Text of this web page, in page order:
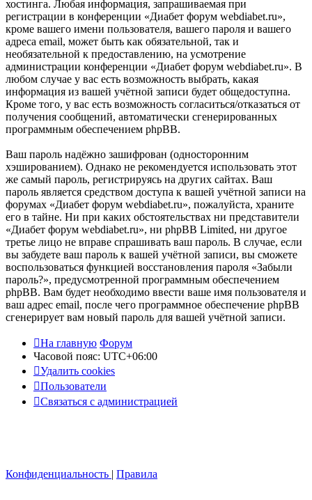
хостинга. Любая информация, запрашиваемая при
регистрации в конференции «Диабет форум webdiabet.ru»,
кроме вашего имени пользователя, вашего пароля и вашего
адреса email, может быть как обязательной, так и
необязательной к предоставлению, на усмотрение
администрации конференции «Диабет форум webdiabet.ru». В
любом случае у вас есть возможность выбрать, какая
информация из вашей учётной записи будет общедоступна.
Кроме того, у вас есть возможность согласиться/отказаться от
получения сообщений, автоматически сгенерированных
программным обеспечением phpBB.
Ваш пароль надёжно зашифрован (односторонним
хэшированием). Однако не рекомендуется использовать этот
же самый пароль, регистрируясь на других сайтах. Ваш
пароль является средством доступа к вашей учётной записи на
форумах «Диабет форум webdiabet.ru», пожалуйста, храните
его в тайне. Ни при каких обстоятельствах ни представители
«Диабет форум webdiabet.ru», ни phpBB Limited, ни другое
третье лицо не вправе спрашивать ваш пароль. В случае, если
вы забудете ваш пароль к вашей учётной записи, вы сможете
воспользоваться функцией восстановления пароля «Забыли
пароль?», предусмотренной программным обеспечением
phpBB. Вам будет необходимо ввести ваше имя пользователя и
ваш адрес email, после чего программное обеспечение phpBB
сгенерирует вам новый пароль для вашей учётной записи.
На главную Форум
Часовой пояс: UTC+06:00
Удалить cookies
Пользователи
Связаться с администрацией
Конфиденциальность | Правила